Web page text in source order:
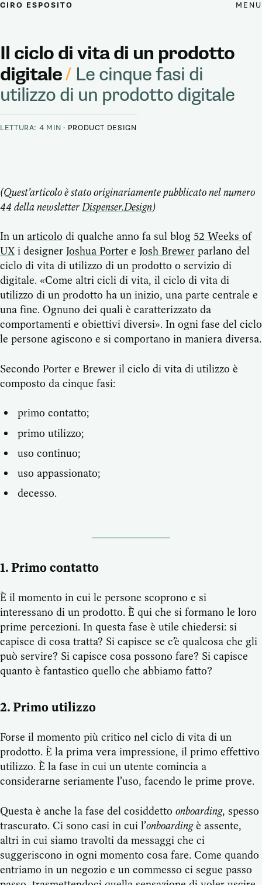
CIRO ESPOSITO MENU
Il ciclo di vita di un prodotto
digitale/ Le cinque fasi di
utilizzo di un prodotto digitale
LETTURA: 4 MIN · PRODUCT DESIGN
(Quest’articolo è stato originariamente pubblicato nel numero
44 della newsletter Dispenser.Design)
In un articolo di qualche anno fa sul blog 52 Weeks of
UX i designer Joshua Porter e Josh Brewer parlano del
ciclo di vita di utilizzo di un prodotto o servizio di
digitale. «Come altri cicli di vita, il ciclo di vita di
utilizzo di un prodotto ha un inizio, una parte centrale e
una fine. Ognuno dei quali è caratterizzato da
comportamenti e obiettivi diversi». In ogni fase del ciclo
le persone agiscono e si comportano in maniera diversa.
Secondo Porter e Brewer il ciclo di vita di utilizzo è
composto da cinque fasi:
primo contatto;
primo utilizzo;
uso continuo;
uso appassionato;
decesso.
1. Primo contatto
È il momento in cui le persone scoprono e si
interessano di un prodotto. È qui che si formano le loro
prime percezioni. In questa fase è utile chiedersi: si
capisce di cosa tratta? Si capisce se c’è qualcosa che gli
può servire? Si capisce cosa possono fare? Si capisce
quanto è fantastico quello che abbiamo fatto?
2. Primo utilizzo
Forse il momento più critico nel ciclo di vita di un
prodotto. È la prima vera impressione, il primo effettivo
utilizzo. È la fase in cui un utente comincia a
considerarne seriamente l’uso, facendo le prime prove.
Questa è anche la fase del cosiddetto onboarding, spesso
trascurato. Ci sono casi in cui l’onboardingè assente,
altri in cui siamo travolti da messaggi che ci
suggeriscono in ogni momento cosa fare. Come quando
entriamo in un negozio e un commesso ci segue passo